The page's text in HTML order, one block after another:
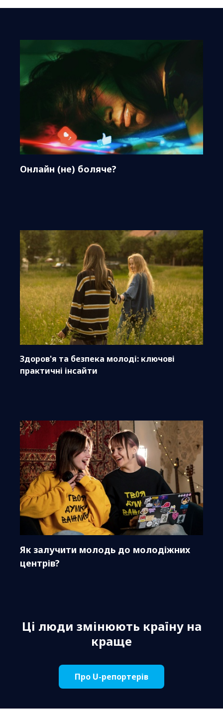
Онлайн (не) боляче?
Здоров'я та безпека молоді: ключові
практичні інсайти
Як залучити молодь до молодіжних
центрів?
Ці люди змінюють країну на
краще
Про U-репортерів